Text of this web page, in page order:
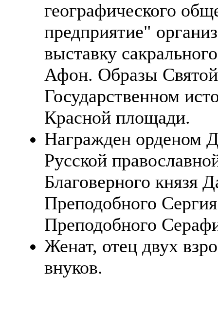
географического
предприятие"
выставку
Афон. Образы
Государственном
Красной площади.
Награжден орденом
Русской
Благоверного князя
Преподобного
Преподобного
Женат, отец двух
внуков.